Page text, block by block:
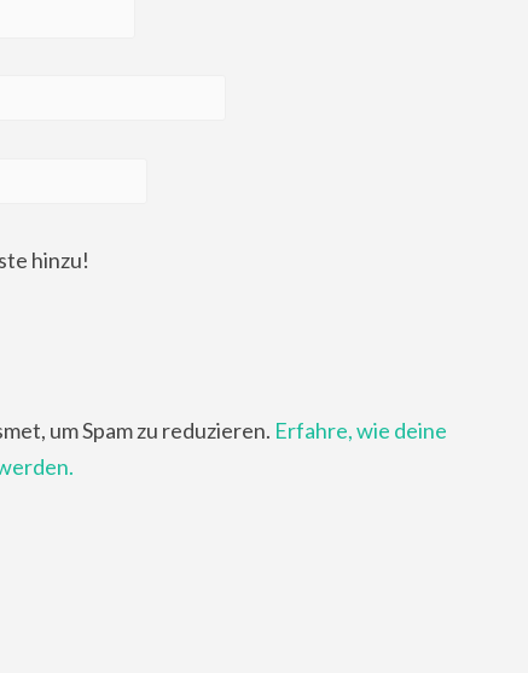
hinzu!
um Spam zu reduzieren. Erfahre, wie deine